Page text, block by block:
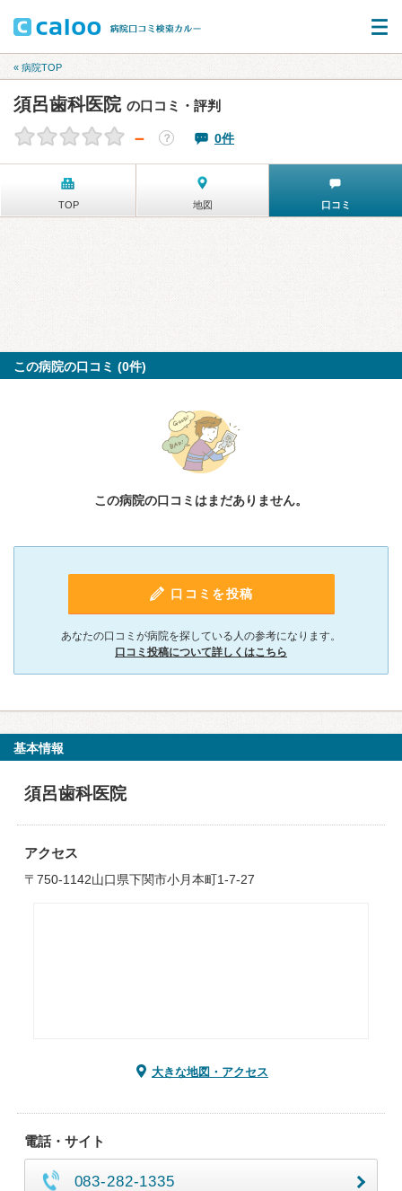
« 病院TOP
須呂歯科医院 の口コミ・評判
－ ？ 0件
TOP 地図 口コミ
この病院の口コミ (0件)
この病院の口コミはまだありません。
口コミを投稿
あなたの口コミが病院を探している人の参考になります。
口コミ投稿について詳しくはこちら
基本情報
須呂歯科医院
アクセス
〒750-1142山口県下関市小月本町1-7-27
大きな地図・アクセス
電話・サイト
083-282-1335